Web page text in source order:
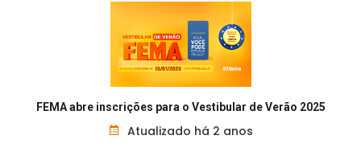
FEMA abre inscrições para o Vestibular de Verão 2025
Atualizado há 2 anos